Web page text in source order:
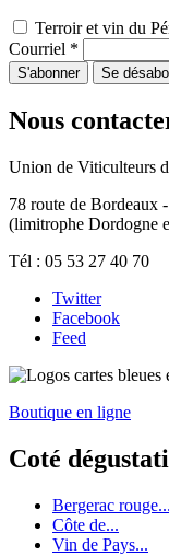
Terroir et vin du
Courriel *
Nous
Union de Viticulteurs
78 route de Bordeaux
(limitrophe Dordogne
Tél : 05 53 27 40 70
Twitter
Facebook
Feed
Boutique en ligne
Coté
Bergerac rouge...
Côte de...
Vin de Pays...